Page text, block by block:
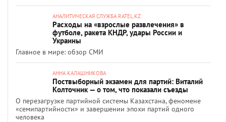
АНАЛИТИЧЕСКАЯ СЛУЖБА RATEL.KZ
Расходы на «взрослые развлечения» в
футболе, ракета КНДР, удары России и
Украины
Главное в мире: обзор СМИ
АННА КАЛАШНИКОВА
Поствыборный экзамен для партий: Виталий
Колточник — о том, что показали съезды
О перезагрузке партийной системы Казахстана, феномене
«семипартийности» и завершении эпохи партий одного
человека